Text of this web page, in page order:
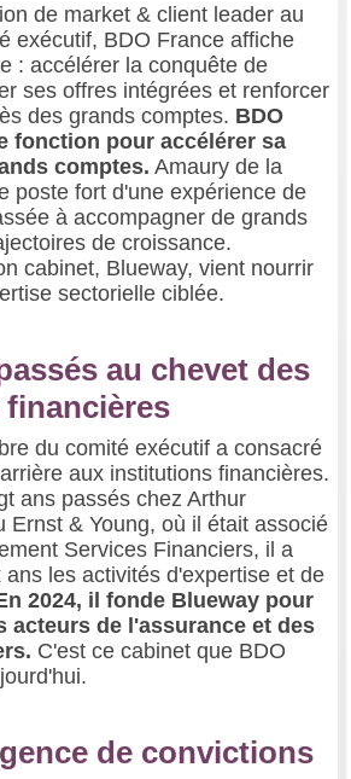
de market & client leader au
exécutif, BDO France affiche
: accélérer la conquête de
ses offres intégrées et renforcer
des grands comptes. BDO
fonction pour accélérer sa
comptes. Amaury de la
poste fort d'une expérience de
à accompagner de grands
de croissance.
cabinet, Blueway, vient nourrir
sectorielle ciblée.
au chevet des
du comité exécutif a consacré
aux institutions financières.
ans passés chez Arthur
Ernst & Young, où il était associé
Services Financiers, il a
les activités d'expertise et de
2024, il fonde Blueway pour
acteurs de l'assurance et des
C'est ce cabinet que BDO
de convictions